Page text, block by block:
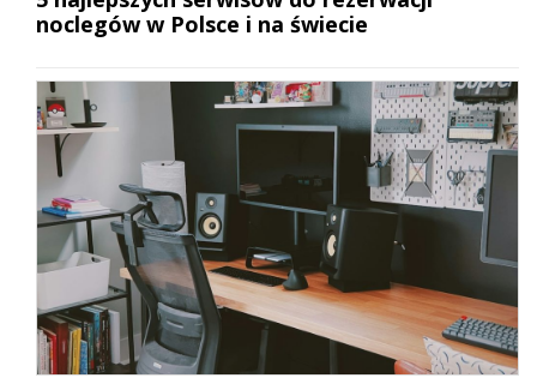
noclegów w Polsce i na świecie